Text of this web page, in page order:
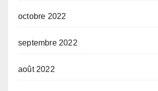
octobre 2022
septembre 2022
août 2022